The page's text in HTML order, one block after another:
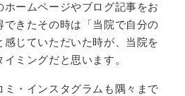
ホームページやブログ記事をお
できたその時は「当院で自分の
じていただいた時が、当院を
ミングだと思います。
ミ・インスタグラムも隅々まで